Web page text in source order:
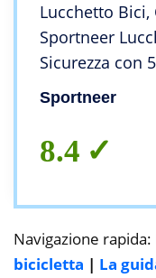
Lucchetto Bici,
Sportneer
Sicurezza con
Bicicletta
/Biciclette/
Sportneer
8.4
Navigazione rapida:
bicicletta | La